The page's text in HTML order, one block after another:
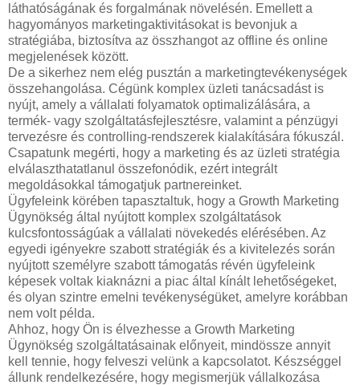
láthatóságának és forgalmának növelésén. Emellett a
hagyományos marketingaktivitásokat is bevonjuk a
stratégiába, biztosítva az összhangot az offline és online
megjelenések között.
De a sikerhez nem elég pusztán a marketingtevékenységek
összehangolása. Cégünk komplex üzleti tanácsadást is
nyújt, amely a vállalati folyamatok optimalizálására, a
termék- vagy szolgáltatásfejlesztésre, valamint a pénzügyi
tervezésre és controlling-rendszerek kialakítására fókuszál.
Csapatunk megérti, hogy a marketing és az üzleti stratégia
elválaszthatatlanul összefonódik, ezért integrált
megoldásokkal támogatjuk partnereinket.
Ügyfeleink körében tapasztaltuk, hogy a Growth Marketing
Ügynökség által nyújtott komplex szolgáltatások
kulcsfontosságúak a vállalati növekedés elérésében. Az
egyedi igényekre szabott stratégiák és a kivitelezés során
nyújtott személyre szabott támogatás révén ügyfeleink
képesek voltak kiaknázni a piac által kínált lehetőségeket,
és olyan szintre emelni tevékenységüket, amelyre korábban
nem volt példa.
Ahhoz, hogy Ön is élvezhesse a Growth Marketing
Ügynökség szolgáltatásainak előnyeit, mindössze annyit
kell tennie, hogy felveszi velünk a kapcsolatot. Készséggel
állunk rendelkezésére, hogy megismerjük vállalkozása